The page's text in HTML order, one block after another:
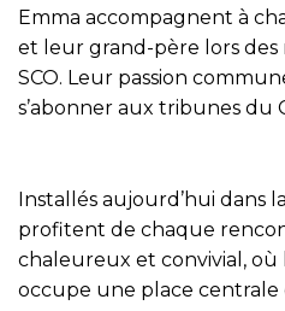
Emma accompagnent à
et leur grand-père lors des
SCO. Leur passion
s’abonner aux tribunes du
Installés aujourd’hui dans
profitent de chaque
chaleureux et convivial, où
occupe une place